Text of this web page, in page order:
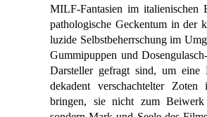
MILF-Fantasien im italienischen
pathologische Geckentum in der
luzide Selbstbeherrschung im
Gummipuppen und
Darsteller gefragt sind, um eine
dekadent verschachtelter
bringen, sie nicht zum Beiwerk